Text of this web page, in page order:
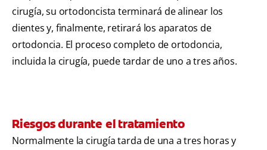
cirugía, su ortodoncista terminará de alinear los
dientes y, finalmente, retirará los aparatos de
ortodoncia. El proceso completo de ortodoncia,
incluida la cirugía, puede tardar de uno a tres años.
Riesgos durante el tratamiento
Normalmente la cirugía tarda de una a tres horas y